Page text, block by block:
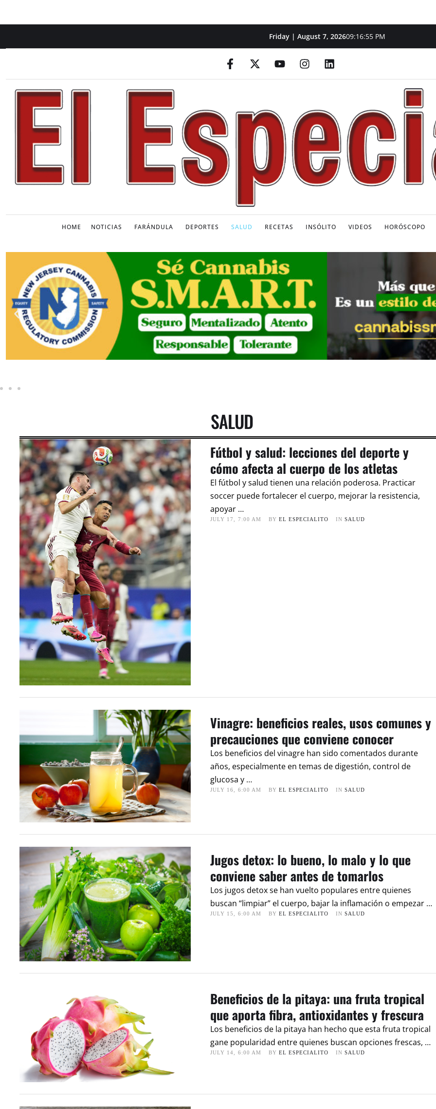
Friday | August 7, 202609:16:56 PM
HOME NOTICIAS FARÁNDULA DEPORTES SALUD RECETAS INSÓLITO VIDEOS HORÓSCOPO
SALUD
Fútbol y salud: lecciones del deporte y
cómo afecta al cuerpo de los atletas
El fútbol y salud tienen una relación poderosa. Practicar
soccer puede fortalecer el cuerpo, mejorar la resistencia,
apoyar …
JULY 17 7:00 AM BY EL ESPECIALITO IN SALUD
Vinagre: beneficios reales, usos comunes y
precauciones que conviene conocer
Los beneficios del vinagre han sido comentados durante
años, especialmente en temas de digestión, control de
glucosa y …
JULY 16, 6:00 AM BY EL ESPECIALITO IN SALUD
Jugos detox: lo bueno, lo malo y lo que
conviene saber antes de tomarlos
Los jugos detox se han vuelto populares entre quienes
buscan “limpiar” el cuerpo, bajar la inflamación o empezar …
JULY 15 6:00 AM BY EL ESPECIALITO IN SALUD
Beneficios de la pitaya: una fruta tropical
que aporta fibra, antioxidantes y frescura
Los beneficios de la pitaya han hecho que esta fruta tropical
gane popularidad entre quienes buscan opciones frescas, …
JULY 14 6:00 AM BY EL ESPECIALITO IN SALUD